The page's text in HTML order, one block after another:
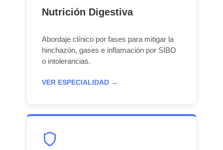
Nutrición Digestiva
Abordaje clínico por fases para mitigar la
hinchazón, gases e inflamación por SIBO
o intolerancias.
VER ESPECIALIDAD →